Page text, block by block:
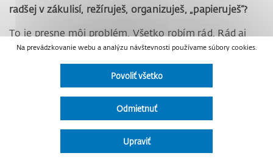
radšej v zákulisí, režíruješ, organizuješ, „papieruješ“?
To je presne môj problém. Všetko robím rád. Rád aj
„papierujem“, rád pomáham manželke v obchode
skladať prázdne krabice, dnes som ich napríklad bol
odviezť za plné auto do Marius Pedersena. Som v
tomto zrejme šťastný človek, že naozaj čokoľvek
robím, tak to robím rád. Ale ono to je možno aj
naopak, že to, čo nechcem robiť rád, tak to
jednoducho nerobím. To je výhoda byť niekedy takto
Na prevádzkovanie webu a analýzu návštevnosti používame súbory cookies.
Povoliť všetko
Odmietnuť
Upraviť